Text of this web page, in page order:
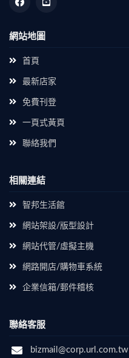
網站地圖
首頁
最新店家
免費刊登
一頁式黃頁
聯絡我們
相關連結
智邦生活館
網站架設/版型設計
網站代管/虛擬主機
網路開店/購物車系統
企業信箱/郵件稽核
聯絡客服
bizmail@corp.url.com.tw